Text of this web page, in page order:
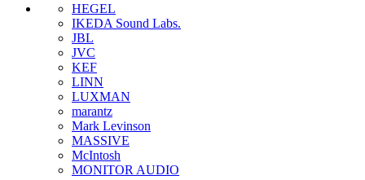
HEGEL
IKEDA Sound Labs.
JBL
JVC
KEF
LINN
LUXMAN
marantz
Mark Levinson
MASSIVE
McIntosh
MONITOR AUDIO